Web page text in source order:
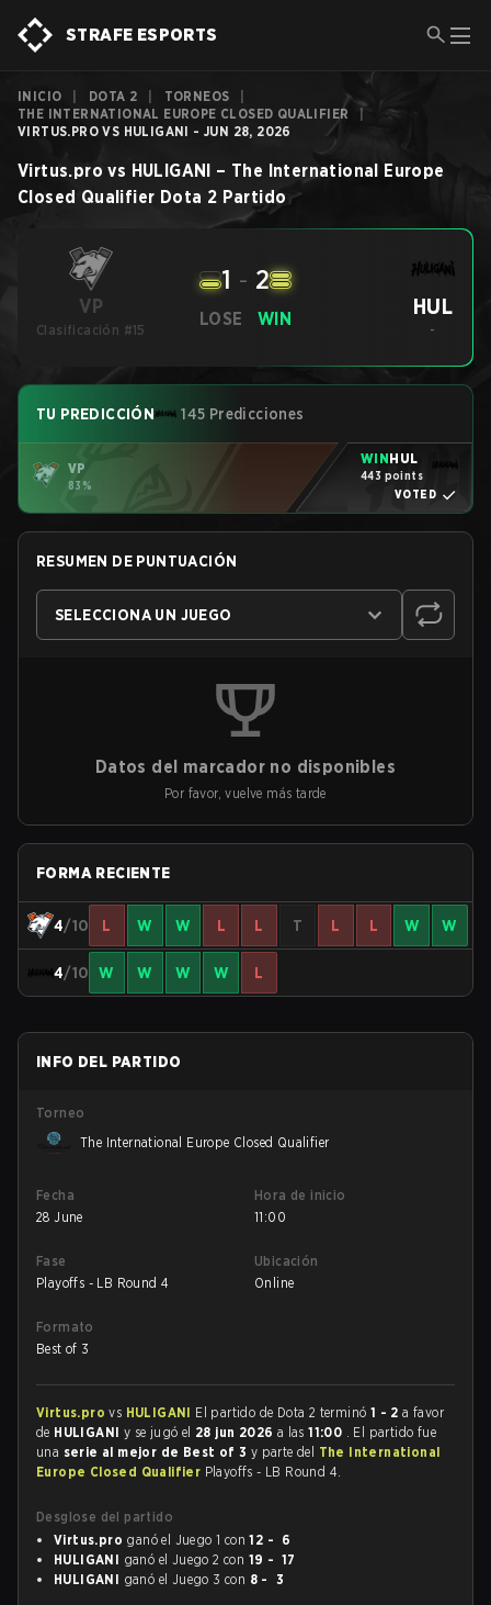
STRAFE ESPORTS
INICIO DOTA 2 TORNEOS
THE INTERNATIONAL EUROPE CLOSED QUALIFIER
VIRTUS.PRO VS HULIGANI - JUN 28, 2026
Virtus.pro vs HULIGANI – The International Europe
Closed Qualifier Dota 2 Partido
VP
Clasificación #15
LOSE
1 - 2
WIN HUL
-
TU PREDICCIÓN 145 Predicciones
VP
83%
WINHUL
443 points
VOTED
RESUMEN DE PUNTUACIÓN
SELECCIONA UN JUEGO
Datos del marcador no disponibles
Por favor, vuelve más tarde
FORMA RECIENTE
4/10 L W W L L T L L W W
4/10 W W W W L
INFO DEL PARTIDO
Torneo
The International Europe Closed Qualifier
Fecha
28 June
Hora de inicio
11:00
Fase
Playoffs - LB Round 4
Ubicación
Online
Formato
Best of 3
Virtus.provs HULIGANI El partido de Dota 2 terminó 1 - 2 a favor
de HULIGANI y se jugó el 28 jun 2026 a las11:00 . El partido fue
una serie al mejor de Best of 3 y parte del The International
Europe Closed Qualifier Playoffs - LB Round 4.
Desglose del partido
Virtus.pro ganó el Juego 1 con12 - 6
HULIGANI ganó el Juego 2 con 19 - 17
HULIGANI ganó el Juego 3 con 8 - 3